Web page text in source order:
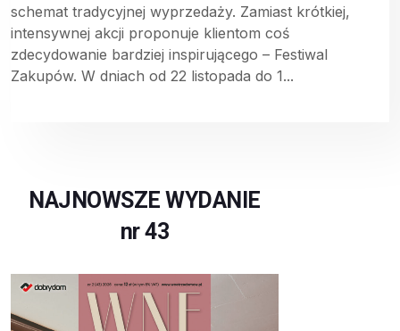
schemat tradycyjnej wyprzedaży. Zamiast krótkiej,
intensywnej akcji proponuje klientom coś
zdecydowanie bardziej inspirującego – Festiwal
Zakupów. W dniach od 22 listopada do 1...
NAJNOWSZE WYDANIE
nr 43